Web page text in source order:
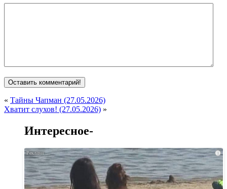
« Тайны Чапман (27.05.2026)
Хватит слухов! (27.05.2026) »
Интересное-
i